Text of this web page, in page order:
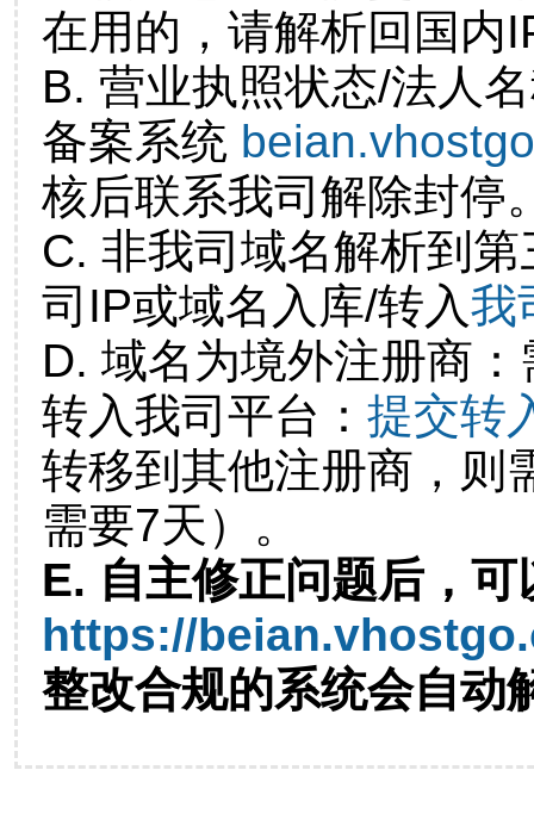
在用的，请解析回国内
B. 营业执照状态/法人
备案系统
核后联系我司解除封停
C. 非我司域名解析到
司IP或域名入库/转入我
D. 域名为境外注册商
转入我司平台： 提交转
转移到其他注册商，则
需要7天）。
E. 自主修正问题后，可
https://
整改合规的系统会自动